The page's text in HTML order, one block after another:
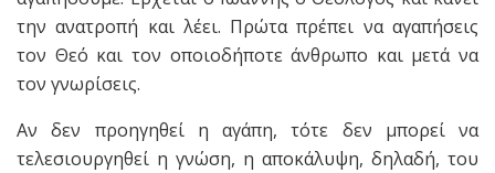
την ανατροπή και λέει. Πρώτα πρέπει να αγαπήσεις
τον Θεό και τον οποιοδήποτε άνθρωπο και μετά να
τον γνωρίσεις.
Αν δεν προηγηθεί η αγάπη, τότε δεν μπορεί να
τελεσιουργηθεί η γνώση, η αποκάλυψη, δηλαδή, του